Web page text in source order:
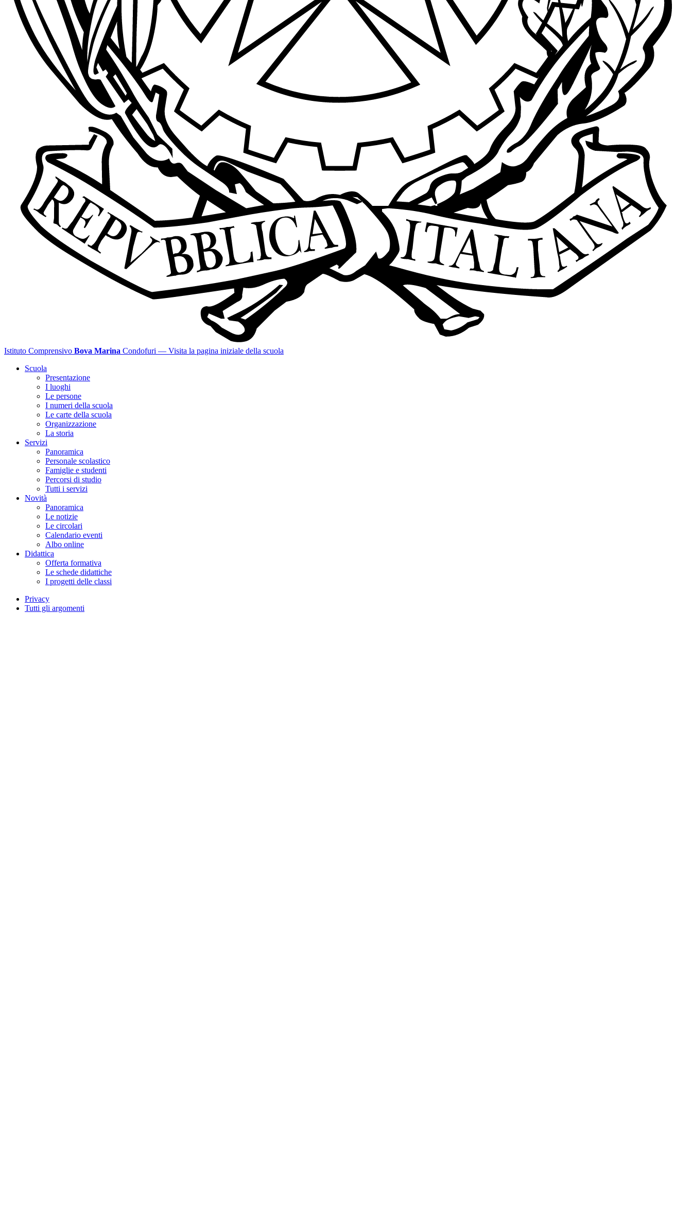
Istituto Comprensivo Bova Marina Condofuri — Visita la pagina iniziale della scuola
Scuola
Presentazione
I luoghi
Le persone
I numeri della scuola
Le carte della scuola
Organizzazione
La storia
Servizi
Panoramica
Personale scolastico
Famiglie e studenti
Percorsi di studio
Tutti i servizi
Novità
Panoramica
Le notizie
Le circolari
Calendario eventi
Albo online
Didattica
Offerta formativa
Le schede didattiche
I progetti delle classi
Privacy
Tutti gli argomenti